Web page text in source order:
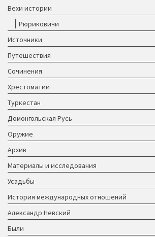
Вехи истории
Рюриковичи
Источники
Путешествия
Сочинения
Хрестоматии
Туркестан
Домонгольская Русь
Оружие
Архив
Материалы и исследования
Усадьбы
История международных отношений
Александр Невский
Были